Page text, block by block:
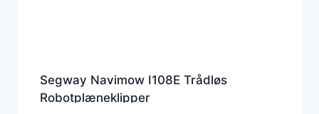
Segway Navimow I108E Trådløs
Robotplæneklipper